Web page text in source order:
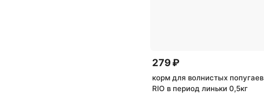
279 ₽
корм для волнистых попугаев
RIO в период линьки 0,5кг